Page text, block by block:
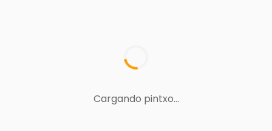
Cargando pintxo...